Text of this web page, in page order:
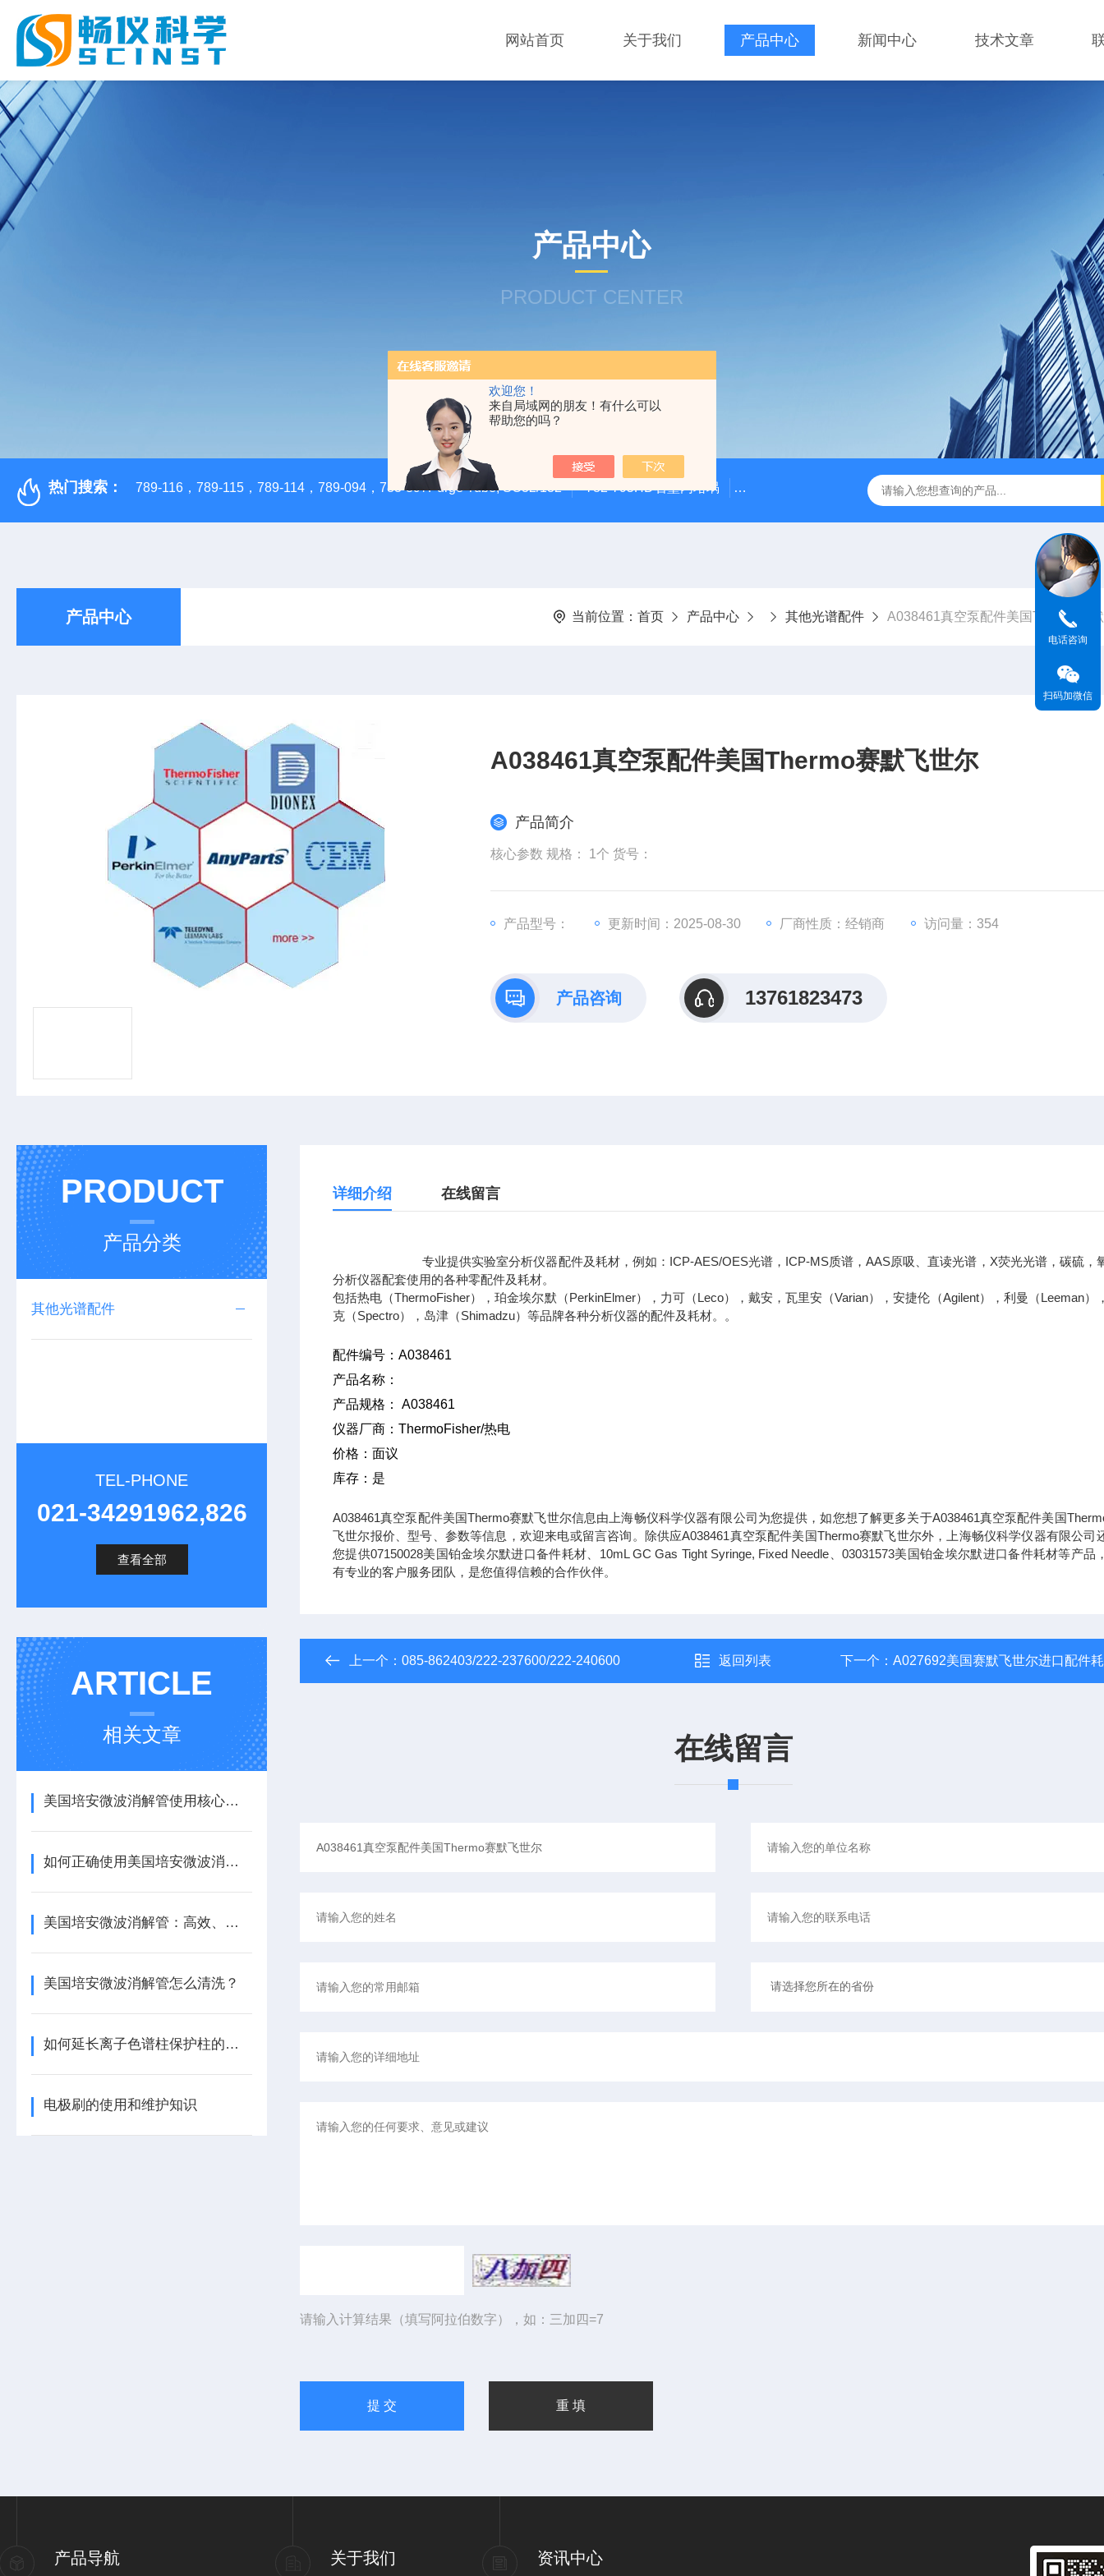
欢迎您！
来自局域网的朋友！有什么可以
帮助您的吗？
网站首页 关于我们 产品中心 新闻中心 技术文章
产品中心
PRODUCT CENTER
热门搜索： 789-116，789-115，789-114，789-094，783-897Purge Tube, SC32/132 782-795HD石墨内坩埚 A028610A028610 FILTER REPLAN AM11-1 viledon P15/
产品中心 当前位置： 首页 产品中心 其他光谱配件 A038461真空泵配件美国Thermo赛
A038461真空泵配件美国Thermo赛默飞世尔
产品简介
核心参数 规格： 1个 货号：
产品型号： 更新时间：2025-08-30 厂商性质：经销商 访问量：354
产品咨询 13761823473
PRODUCT
产品分类
其他光谱配件
TEL-PHONE
021-34291962,826
查看全部
ARTICLE
相关文章
美国培安微波消解管使用核心注意事项
如何正确使用美国培安微波消解管进行样品消解？
美国培安微波消解管：高效、安全且环保的样品前处理解决方案
美国培安微波消解管怎么清洗？
如何延长离子色谱柱保护柱的使用寿命
电极刷的使用和维护知识
详细介绍 在线留言
专业提供实验室分析仪器配件及耗材，例如：ICP-AES/OES光谱，ICP-MS质谱，AAS原吸、直读光谱，X荧光光谱，碳硫，
分析仪器配套使用的各种零配件及耗材。
包括热电（ThermoFisher），珀金埃尔默（PerkinElmer），力可（Leco），戴安，瓦里安（Varian），安捷伦（Agilent），利曼（Leeman）
克（Spectro），岛津（Shimadzu）等品牌各种分析仪器的配件及耗材。。
配件编号：A038461
产品名称：
产品规格：
A038461
仪器厂商： ThermoFisher/热电
价格：面议
库存：是
A038461真空泵配件美国Thermo赛默飞世尔信息由上海畅仪科学仪器有限公司为您提供，如您想了解更多关于A038461真空泵配件美国
飞世尔报价、型号、参数等信息，欢迎来电或留言咨询。除供应A038461真空泵配件美国Thermo赛默飞世尔外，上海畅仪科学仪器有限公司
您提供07150028美国铂金埃尔默进口备件耗材、10mL GC Gas Tight Syringe, Fixed Needle、03031573美国铂金埃尔默进口备件耗材等产品
有专业的客户服务团队，是您值得信赖的合作伙伴。
上一个： 085-862403/222-237600/222-240600 返回列表 下一个： A027692美国赛默飞世尔进口配件
在线留言
请输入计算结果（填写阿拉伯数字），如：三加四=7
产品导航 关于我们 资讯中心
电话咨询
扫码加微信